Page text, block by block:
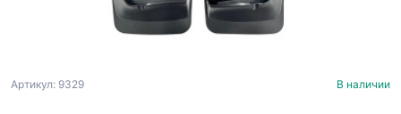
Артикул: 9329 В наличии